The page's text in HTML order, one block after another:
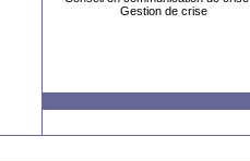
Gestion de crise